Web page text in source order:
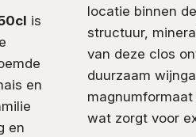
is
en
en
locatie binnen
structuur,
van deze clos
duurzaam
wat zorgt voor